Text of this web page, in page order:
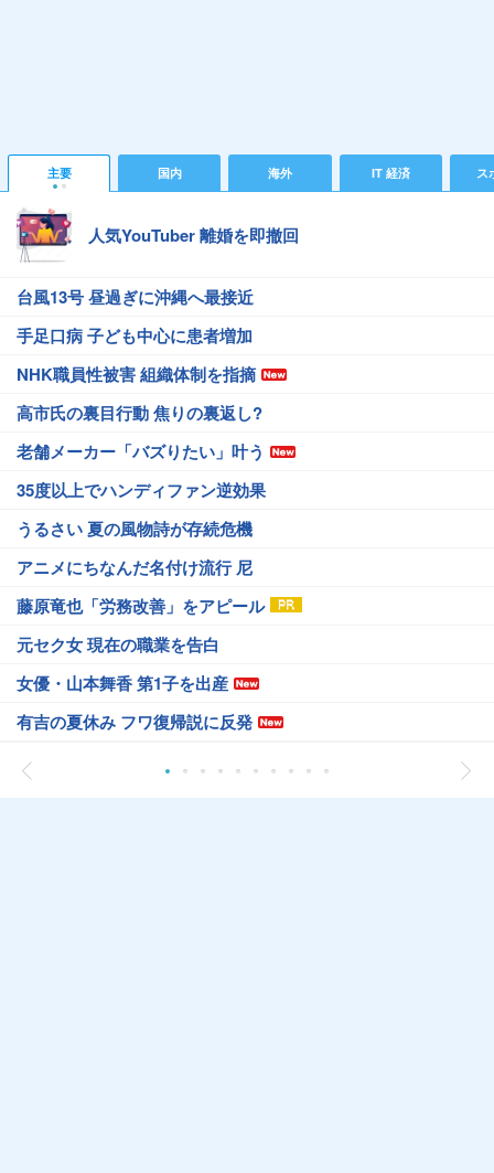
主要 国内 海外 IT 経済 ス
人気YouTuber 離婚を即撤回
台風13号 昼過ぎに沖縄へ最接近
手足口病 子ども中心に患者増加
NHK職員性被害 組織体制を指摘
高市氏の裏目行動 焦りの裏返し?
老舗メーカー「バズりたい」叶う
35度以上でハンディファン逆効果
うるさい 夏の風物詩が存続危機
アニメにちなんだ名付け流行 尼
藤原竜也「労務改善」をアピール
元セク女 現在の職業を告白
女優・山本舞香 第1子を出産
有吉の夏休み フワ復帰説に反発